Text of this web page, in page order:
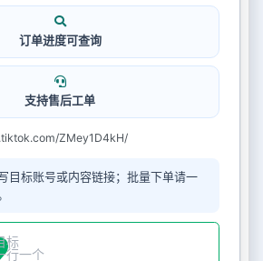
订单进度可查询
支持售后工单
ZMey1D4kH/
目标账号或内容链接；批量下单请一